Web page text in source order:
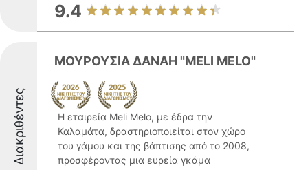
9.4
Διακριθέντες
ΜΟΥΡΟΥΣΙΑ ΔΑΝΑΗ "MELI MELO"
Η εταιρεία Meli Melo, με έδρα την
Καλαμάτα, δραστηριοποιείται στον χώρο
του γάμου και της βάπτισης από το 2008,
προσφέροντας μια ευρεία γκάμα